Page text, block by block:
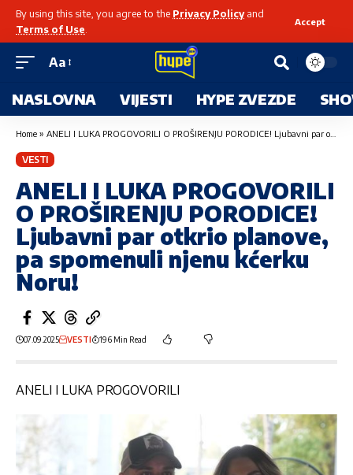
By using this site, you agree to the Privacy Policyand
Terms of Use
Accept
Aa
NASLOVNA VIJESTI HYPE ZVEZDE
Home » ANELI I LUKA PROGOVORILI O PROŠIRENJU PORODICE! Ljubavni par otkrio planove, pa spomenuli njenu kćerku Noru!
VESTI
ANELI I LUKA PROGOVORILI
O PROŠIRENJU PORODICE!
Ljubavni par otkrio planove,
pa spomenuli njenu kćerku
Noru!
07.09.2025 VESTI 196 Min Read
ANELI I LUKA PROGOVORILI